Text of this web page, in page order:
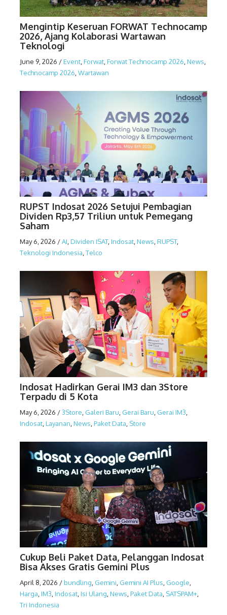
Mengintip Keseruan FORWAT Technocamp
2026, Ajang Kolaborasi Wartawan
Teknologi
June 9, 2026 /Event Forwat Forwat Technocamp 2026 News
Technocamp 2026 Wartawan
RUPST Indosat 2026 Setujui Pembagian
Dividen Rp3,57 Triliun untuk Pemegang
Saham
May 6, 2026 /AI,Dividen ISAT,Indosat,News,RUPST,
Teknologi Indonesia,Telco
Indosat Hadirkan Gerai IM3 dan 3Store
Terpadu di 5 Kota
May 6, 2026 /3Store Galeri Baru Gerai Baru Gerai IM3
Indosat Layanan News Paket Data Store
Cukup Beli Paket Data, Pelanggan Indosat
Bisa Akses Gratis Gemini Plus
April 8, 2026 /bundling Gemini Gemini AI Plus Google
Harga IM3 Indosat Isi Ulang News Paket Data SATSPAM+
Tri Indonesia